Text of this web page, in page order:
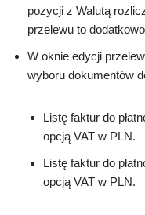
pozycji z Walutą
przelewu to
W oknie edycji
wyboru dokumentów
Listę faktur do
opcją VAT w PLN.
Listę faktur do
opcją VAT w PLN.